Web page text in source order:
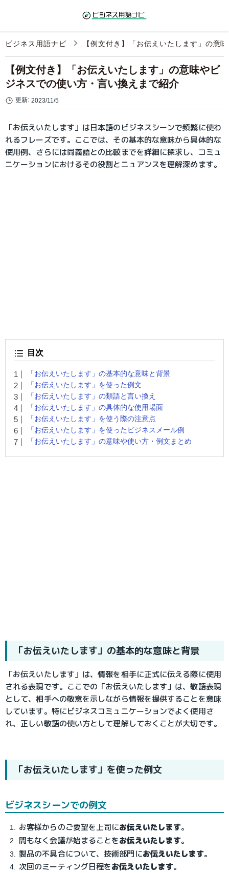
ビジネス用語ナビ 【例文付き】「お伝えいたします」の意
【例文付き】「お伝えいたします」の意味やビ
ジネスでの使い方・言い換えまで紹介
更新: 2023/11/5
「お伝えいたします」は日本語のビジネスシーンで頻繁に使わ
れるフレーズです。ここでは、その基本的な意味から具体的な
使用例、さらには同義語との比較までを詳細に探求し、コミュ
ニケーションにおけるその役割とニュアンスを理解深めます。
目次
「お伝えいたします」の基本的な意味と背景
「お伝えいたします」を使った例文
「お伝えいたします」の類語と言い換え
「お伝えいたします」の具体的な使用場面
「お伝えいたします」を使う際の注意点
「お伝えいたします」を使ったビジネスメール例
「お伝えいたします」の意味や使い方・例文まとめ
「お伝えいたします」の基本的な意味と背景
「お伝えいたします」は、情報を相手に正式に伝える際に使用
される表現です。ここでの「お伝えいたします」は、敬語表現
として、相手への敬意を示しながら情報を提供することを意味
しています。特にビジネスコミュニケーションでよく使用さ
れ、正しい敬語の使い方として理解しておくことが大切です。
「お伝えいたします」を使った例文
ビジネスシーンでの例文
お客様からのご要望を上司にお伝えいたします。
間もなく会議が始まることをお伝えいたします。
製品の不具合について、技術部門にお伝えいたします。
次回のミーティング日程をお伝えいたします。